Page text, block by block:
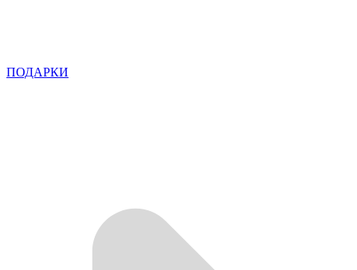
ПОДАРКИ